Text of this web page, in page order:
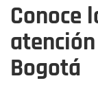
Conoce
atención
Bogotá